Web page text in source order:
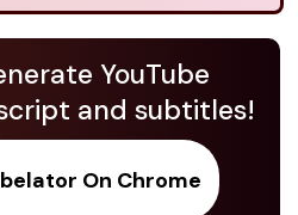
YouTube
and subtitles!
On Chrome